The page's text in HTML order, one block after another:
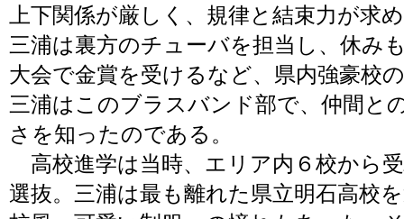
上下関係が厳しく、規律と結束力が求
三浦は裏方のチューバを担当し、休み
大会で金賞を受けるなど、県内強豪校
三浦はこのブラスバンド部で、仲間と
さを知ったのである。
高校進学は当時、エリア内６校から
選抜。三浦は最も離れた県立明石高校